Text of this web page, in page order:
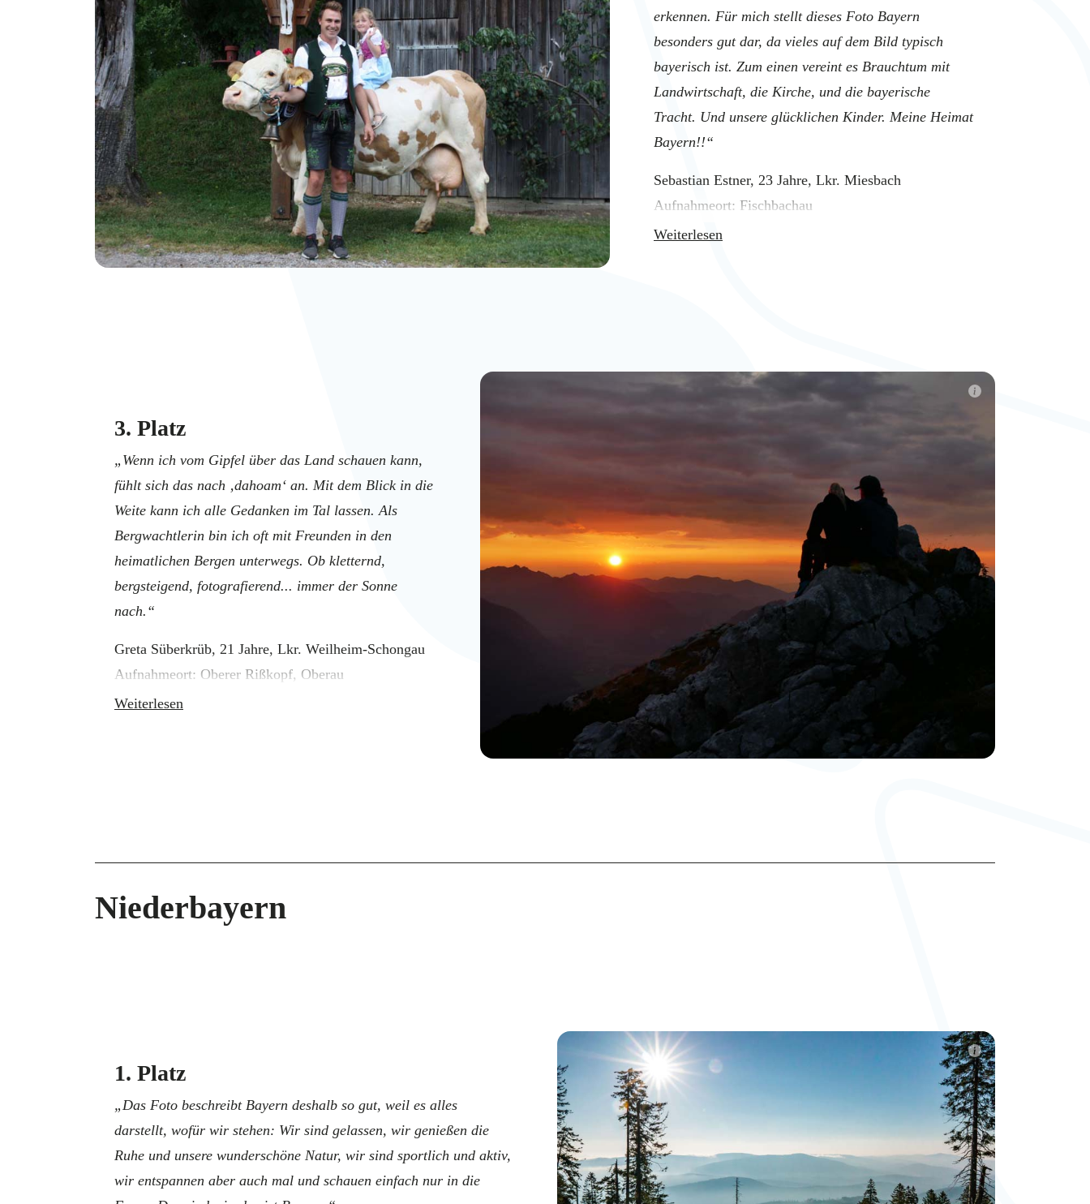
erkennen. Für mich stellt dieses Foto Bayern
besonders gut dar, da vieles auf dem Bild typisch
bayerisch ist. Zum einen vereint es Brauchtum mit
Landwirtschaft, die Kirche, und die bayerische
Tracht. Und unsere glücklichen Kinder. Meine Heimat
Bayern!!“
Sebastian Estner, 23 Jahre, Lkr. Miesbach
Aufnahmeort: Fischbachau
Weiterlesen
3. Platz
„Wenn ich vom Gipfel über das Land schauen kann,
fühlt sich das nach ‚dahoam‘ an. Mit dem Blick in die
Weite kann ich alle Gedanken im Tal lassen. Als
Bergwachtlerin bin ich oft mit Freunden in den
heimatlichen Bergen unterwegs. Ob kletternd,
bergsteigend, fotografierend... immer der Sonne
nach.“
Greta Süberkrüb, 21 Jahre, Lkr. Weilheim-Schongau
Aufnahmeort: Oberer Rißkopf, Oberau
Weiterlesen
Niederbayern
1. Platz
„Das Foto beschreibt Bayern deshalb so gut, weil es alles
darstellt, wofür wir stehen: Wir sind gelassen, wir genießen die
Ruhe und unsere wunderschöne Natur, wir sind sportlich und aktiv,
wir entspannen aber auch mal und schauen einfach nur in die